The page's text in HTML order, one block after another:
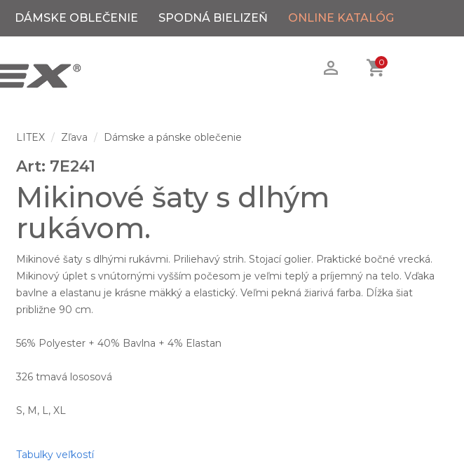
DÁMSKE OBLEČENIE SPODNÁ BIELIZEŇ ONLINE KATALÓG
0
LITEX Zľava Dámske a pánske oblečenie
Art: 7E241
Mikinové šaty s dlhým
rukávom.
Mikinové šaty s dlhými rukávmi. Priliehavý strih. Stojací golier. Praktické bočné vrecká.
Mikinový úplet s vnútornými vyšším počesom je veľmi teplý a príjemný na telo. Vďaka
bavlne a elastanu je krásne mäkký a elastický. Veľmi pekná žiarivá farba. Dĺžka šiat
približne 90 cm.
56% Polyester + 40% Bavlna + 4% Elastan
326 tmavá lososová
S, M, L, XL
Tabulky veľkostí